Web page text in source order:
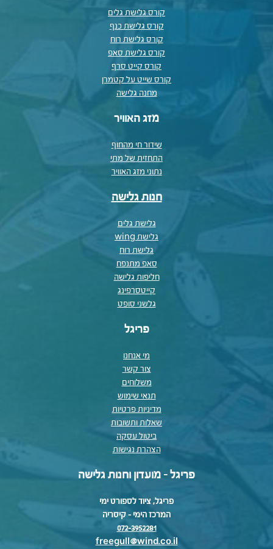
קורס גלישת גלים
קורס גלישת כנף
קורס גלישת רוח
קורס גלישת סאפ
קורס קייט סרף
קורס שייט על קטמרן
מחנה גלישה
מזג האוויר
שידור חי מהחוף
התחזית של מתי
נתוני מזג האוויר
חנות גלישה
גלישת גלים
גלישת wing
גלישת רוח
סאפ מתנפח
חליפות גלישה
קייטסרפינג
גלשני סופט
פריגל
מי אנחנו
צור קשר
משלוחים
תנאי שימוש
מדיניות פרטיות
שאלות ותשובות
ביטול עסקה
הצהרת נגישות
פריגל - מועדון וחנות גלישה
פריגל, ציוד לספורט ימי
המרכז הימי – קיסריה
072-3952281
freegull@wind.co.il